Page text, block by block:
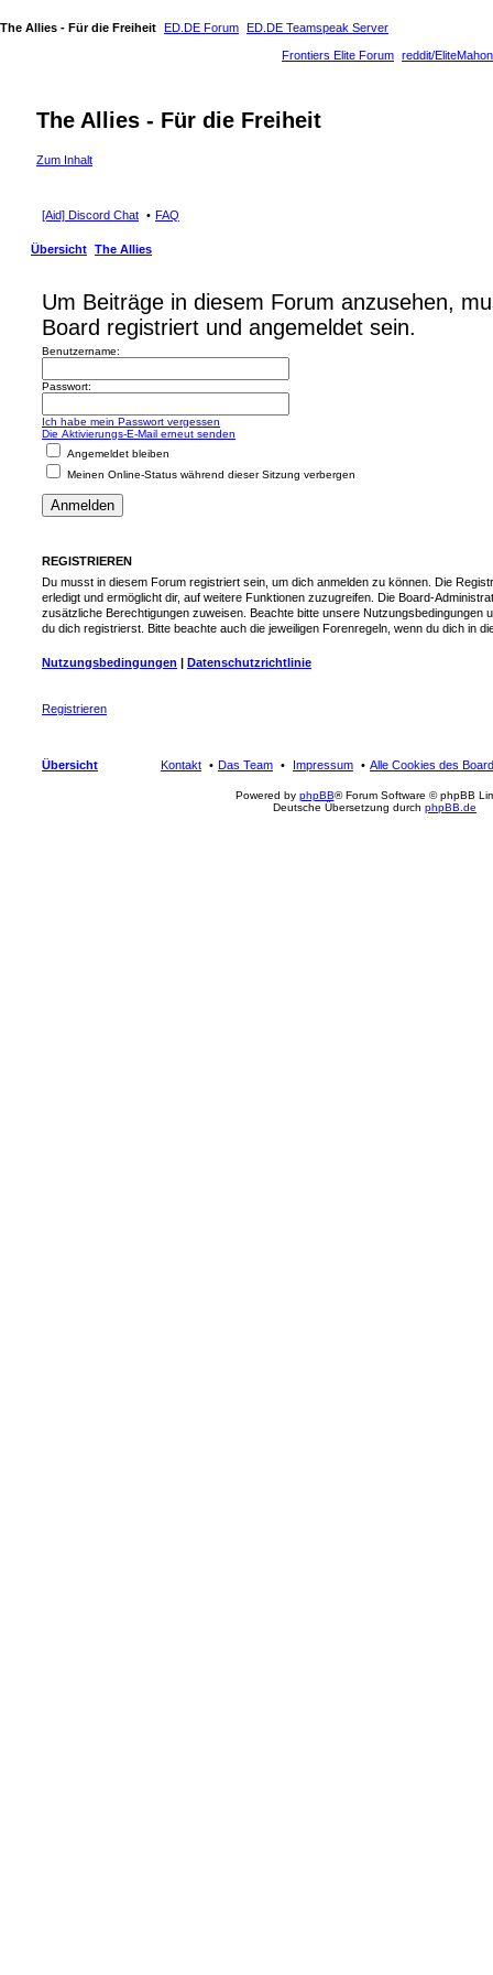
The Allies - Für die Freiheit ED.DE Forum ED.DE Teamspeak Server
reddit/EliteMahon
Frontiers Elite Forum
The Allies - Für die Freiheit
Zum Inhalt
[Aid] Discord Chat FAQ
Übersicht The Allies
Um Beiträge in diesem Forum anzusehen,
Board registriert und angemeldet sein.
Benutzername:
Passwort:
Ich habe mein Passwort vergessen
Die Aktivierungs-E-Mail erneut senden
Angemeldet bleiben
Meinen Online-Status während dieser Sitzung verbergen
REGISTRIEREN
Du musst in diesem Forum registriert sein, um dich anmelden zu können. Die
erledigt und ermöglicht dir, auf weitere Funktionen zuzugreifen. Die Board-
zusätzliche Berechtigungen zuweisen. Beachte bitte unsere Nutzungsbedingungen
du dich registrierst. Bitte beachte auch die jeweiligen Forenregeln, wenn du dich in
Nutzungsbedingungen | Datenschutzrichtlinie
Registrieren
Übersicht Alle Cookies des
Impressum
Das Team
Kontakt
Powered by phpBB® Forum Software © phpBB
Deutsche Übersetzung durch phpBB.de